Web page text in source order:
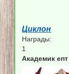
Циклон
Награды:
1
Академик епт